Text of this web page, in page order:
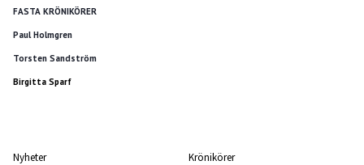
FASTA KRÖNIKÖRER
Paul Holmgren
Torsten Sandström
Birgitta Sparf
Nyheter
Krönikörer